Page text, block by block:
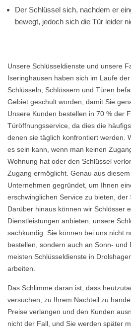
Der Schlüssel sich, nachdem er
bewegt, jedoch sich die Tür leider
Unsere Schlüsseldienste und unsere
Iseringhausen haben sich im Laufe
Schlüsseln, Schlössern und Türen
Gebiet geschult worden, damit Sie
Unsere Kunden bestellen in 70 % der
Türöffnungsservice, da dies die
denen sie täglich konfrontiert werden.
es sein kann, wenn man keinen
Wohnung hat oder den Schlüssel
Zugang ermöglicht. Genau aus
Unternehmen gegründet, um Ihnen
erschwinglichen Service zu bieten, der
Darüber hinaus können wir Schlösser
Dienstleistungen anbieten, unsere
sachkundig. Sie können bei uns nicht
bestellen, sondern auch an Sonn- und
meisten Schlüsseldienste in
arbeiten.
Das Schlimme daran ist, dass
versuchen, zu Ihrem Nachteil zu
Preise verlangen und den Kunden
nicht der Fall, und Sie werden später